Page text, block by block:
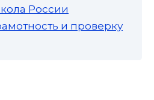
России
и проверку